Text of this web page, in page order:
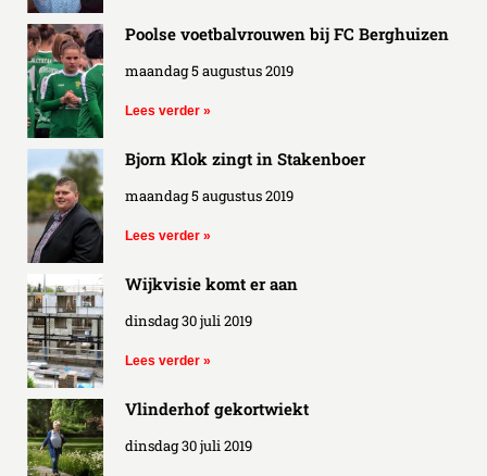
Poolse voetbalvrouwen bij FC Berghuizen
maandag 5 augustus 2019
Lees verder »
Bjorn Klok zingt in Stakenboer
maandag 5 augustus 2019
Lees verder »
Wijkvisie komt er aan
dinsdag 30 juli 2019
Lees verder »
Vlinderhof gekortwiekt
dinsdag 30 juli 2019